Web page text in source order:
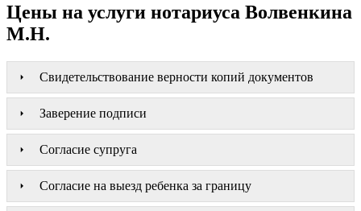
Цены на услуги нотариуса Волвенкина
М.Н.
Свидетельствование верности копий документов
Заверение подписи
Согласие супруга
Согласие на выезд ребенка за границу